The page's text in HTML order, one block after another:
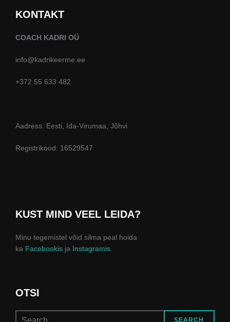
KONTAKT
COACH KADRI OÜ
info@kadrikeerme.ee
+372 55 633 482
Aadress: Eesti, Ida-Virumaa, Jõhvi
Registrikood: 16529547
KUST MIND VEEL LEIDA?
Minu tegemistel võid silma peal hoida
ka Facebookis ja Instagramis
OTSI
Search
SEARCH